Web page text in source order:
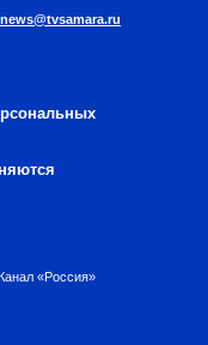
news@tvsamara.ru
«Россия»